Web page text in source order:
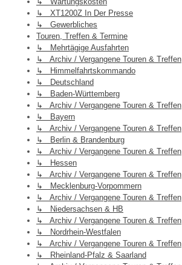
↳ XT1200Z In Der Presse
↳ Gewerbliches
Touren, Treffen & Termine
↳ Mehrtägige Ausfahrten
↳ Archiv / Vergangene Touren & Treffen
↳ Himmelfahrtskommando
↳ Deutschland
↳ Baden-Württemberg
↳ Archiv / Vergangene Touren & Treffen
↳ Bayern
↳ Archiv / Vergangene Touren & Treffen
↳ Berlin & Brandenburg
↳ Archiv / Vergangene Touren & Treffen
↳ Hessen
↳ Archiv / Vergangene Touren & Treffen
↳ Mecklenburg-Vorpommern
↳ Archiv / Vergangene Touren & Treffen
↳ Niedersachsen & HB
↳ Archiv / Vergangene Touren & Treffen
↳ Nordrhein-Westfalen
↳ Archiv / Vergangene Touren & Treffen
↳ Rheinland-Pfalz & Saarland